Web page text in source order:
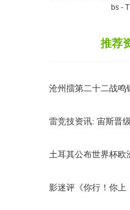
bs -
推荐
沧州擂第二十二战鸣
雷竞技资讯: 宙斯晋
土耳其公布世界杯欧
影迷评《你行！你上